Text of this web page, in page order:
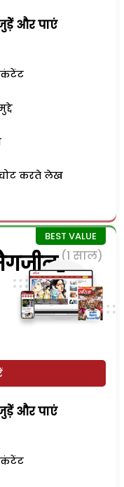
और पाएं
कंटेंट
करते लेख
(1 साल)
और पाएं
कंटेंट